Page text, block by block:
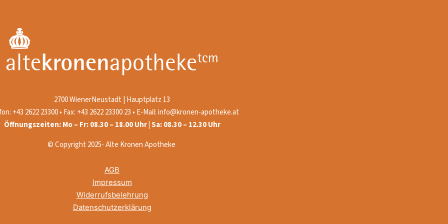
2700 WienerNeustadt | Hauptplatz 13
+43 2622 23300 • Fax: +43 2622 23300 23 • E-Mail: info@kronen-apotheke.at
Öffnungszeiten: Mo – Fr: 08.30 – 18.00 Uhr | Sa: 08.30 – 12.30 Uhr
© Copyright 2025- Alte Kronen Apotheke
AGB
Impressum
Widerrufsbelehrung
Datenschutzerklärung